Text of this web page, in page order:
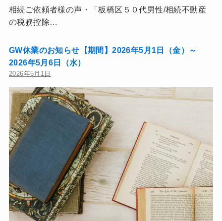
相続ご依頼者様の声・「板橋区５０代男性/相続不動産
の税務控除…
GW休業のお知らせ【期間】2026年5月1日（金）～
2026年5月6日（水）
2026年5月1日